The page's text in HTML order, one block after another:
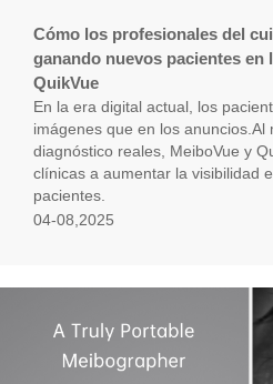
Cómo los profesionales del
ganando nuevos pacientes en
QuikVue
En la era digital actual, los
imágenes que en los anuncios.Al
diagnóstico reales, MeiboVue y
clínicas a aumentar la visibilidad
pacientes.
04-08,2025